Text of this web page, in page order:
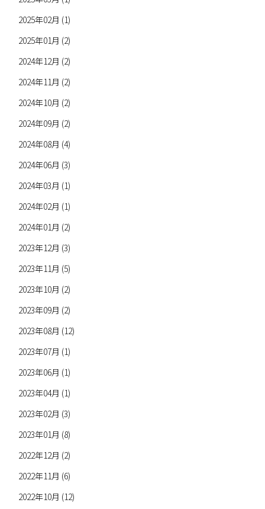
2025年02月 (1)
2025年01月 (2)
2024年12月 (2)
2024年11月 (2)
2024年10月 (2)
2024年09月 (2)
2024年08月 (4)
2024年06月 (3)
2024年03月 (1)
2024年02月 (1)
2024年01月 (2)
2023年12月 (3)
2023年11月 (5)
2023年10月 (2)
2023年09月 (2)
2023年08月 (12)
2023年07月 (1)
2023年06月 (1)
2023年04月 (1)
2023年02月 (3)
2023年01月 (8)
2022年12月 (2)
2022年11月 (6)
2022年10月 (12)